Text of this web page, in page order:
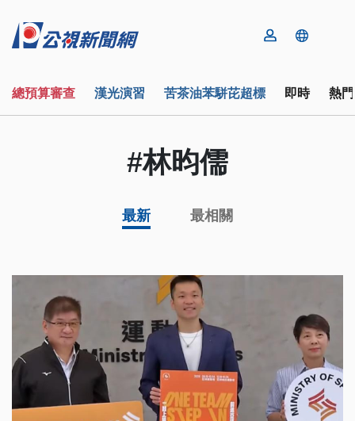
總預算審查 漢光演習 苦茶油苯駢芘超標 即時 熱
#林昀儒
最新 最相關